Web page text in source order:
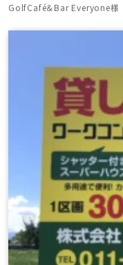
GolfCafé＆Bar Everyone様